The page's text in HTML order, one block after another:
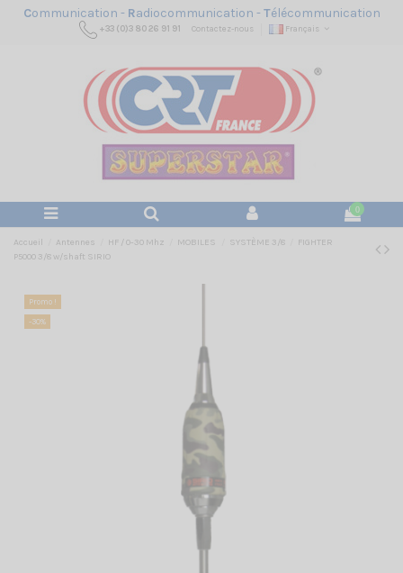
Communication - Radiocommunication -Télécommunication
+33 (0)3 80 26 91 91 Contactez-nous Français
0
Accueil Antennes HF / 0-30 Mhz MOBILES SYSTÈME 3/8
FIGHTER
P5000 3/8 w/shaft SIRIO
Promo !
-30%